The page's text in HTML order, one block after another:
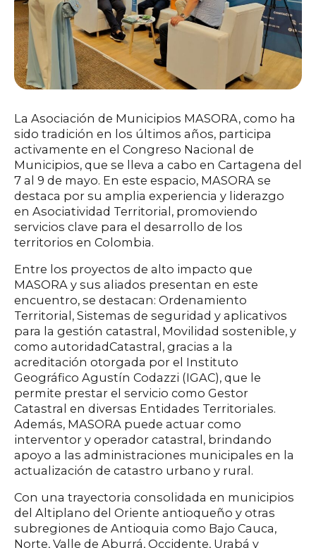
La Asociación de Municipios MASORA, como ha
sido tradición en los últimos años, participa
activamente en el Congreso Nacional de
Municipios, que se lleva a cabo en Cartagena del
7 al 9 de mayo. En este espacio, MASORA se
destaca por su amplia experiencia y liderazgo
en Asociatividad Territorial, promoviendo
servicios clave para el desarrollo de los
territorios en Colombia.
Entre los proyectos de alto impacto que
MASORA y sus aliados presentan en este
encuentro, se destacan: Ordenamiento
Territorial, Sistemas de seguridad y aplicativos
para la gestión catastral, Movilidad sostenible, y
como autoridadCatastral, gracias a la
acreditación otorgada por el Instituto
Geográfico Agustín Codazzi (IGAC), que le
permite prestar el servicio como Gestor
Catastral en diversas Entidades Territoriales.
Además, MASORA puede actuar como
interventor y operador catastral, brindando
apoyo a las administraciones municipales en la
actualización de catastro urbano y rural.
Con una trayectoria consolidada en municipios
del Altiplano del Oriente antioqueño y otras
subregiones de Antioquia como Bajo Cauca,
Norte, Valle de Aburrá, Occidente, Urabá y